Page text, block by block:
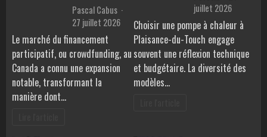
Pascal Cabus
27 juillet 2026
Le marché du financement
participatif, ou crowdfunding, au
Canada a connu une expansion
notable, transformant la
manière dont…
juillet 2026
Choisir une pompe à chaleur à
Plaisance-du-Touch engage
souvent une réflexion technique
et budgétaire. La diversité des
modèles…